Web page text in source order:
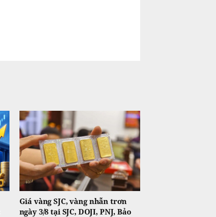
Giá vàng SJC, vàng nhẫn trơn
ngày 3/8 tại SJC, DOJI, PNJ, Bảo